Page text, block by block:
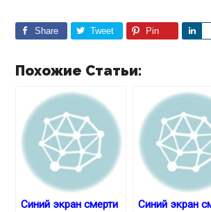
Share Tweet Pin
e
Похожие Статьи:
Синий экран смерти
Синий экран